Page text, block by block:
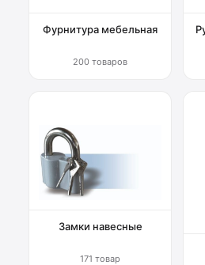
Фурнитура мебельная
200 товаров
Замки навесные
171 товар